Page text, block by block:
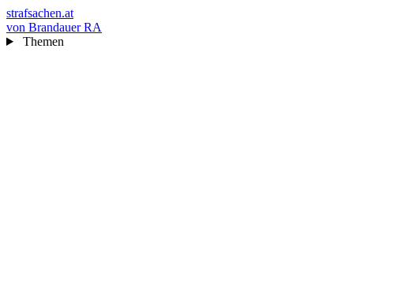
strafsachen.at
von Brandauer RA
Themen